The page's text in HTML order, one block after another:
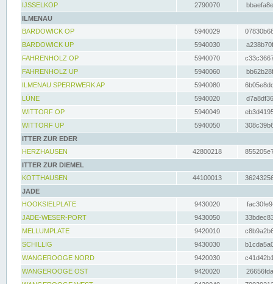
IJSSELKOP
2790070
ILMENAU
BARDOWICK OP
5940029
BARDOWICK UP
5940030
FAHRENHOLZ OP
5940070
FAHRENHOLZ UP
5940060
ILMENAU SPERRWERK AP
5940080
LÜNE
5940020
WITTORF OP
5940049
WITTORF UP
5940050
ITTER ZUR EDER
HERZHAUSEN
42800218
ITTER ZUR DIEMEL
KOTTHAUSEN
44100013
JADE
HOOKSIELPLATE
9430020
JADE-WESER-PORT
9430050
MELLUMPLATE
9420010
SCHILLIG
9430030
WANGEROOGE NORD
9420030
WANGEROOGE OST
9420020